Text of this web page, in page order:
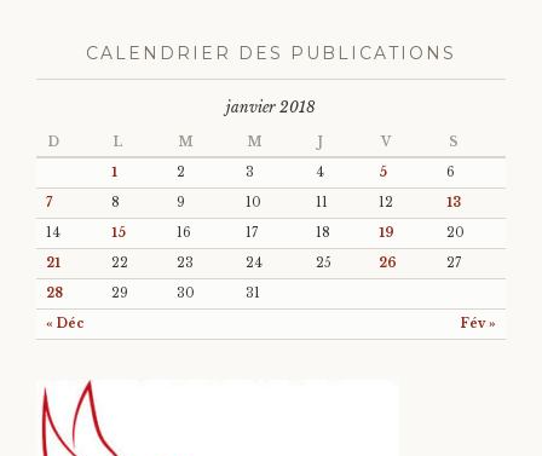
CALENDRIER DES PUBLICATIONS
janvier 2018
D L M M J V S
« Déc Fév »
1 2 3 4 5
6
7
8 9 10 11 12
13
14
15 16 17 18 19
20
21
22 23 24 25 26
27
28
29 30 31